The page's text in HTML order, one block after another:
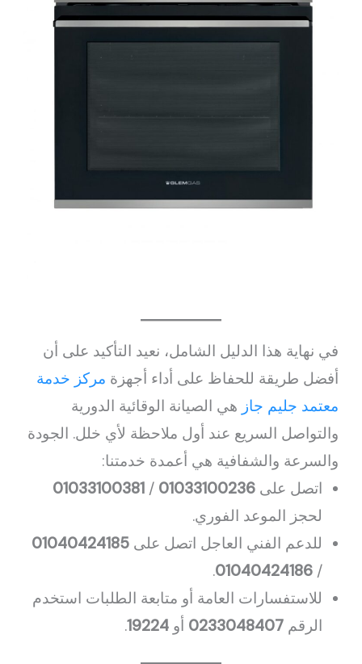
في نهاية هذا الدليل الشامل، نعيد التأكيد على أن
أفضل طريقة للحفاظ على أداء أجهزة مركز خدمة
معتمد جليم جاز هي الصيانة الوقائية الدورية
والتواصل السريع عند أول ملاحظة لأي خلل. الجودة
والسرعة والشفافية هي أعمدة خدمتنا:
اتصل على01033100236
/
01033100381
لحجز الموعد الفوري.
للدعم الفني العاجل اتصل على01040424185
/
01040424186
.
للاستفسارات العامة أو متابعة الطلبات استخدم
الرقم0233048407 أو19224
.